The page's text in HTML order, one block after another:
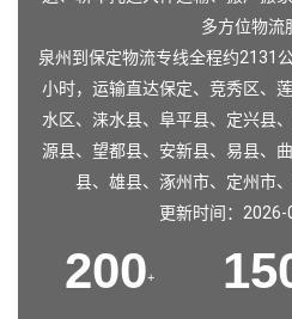
多方位物流
泉州到保定物流专线全程约2131
小时，运输直达保定、竞秀区、
水区、涞水县、阜平县、定兴县
源县、望都县、安新县、易县、
县、雄县、涿州市、定州市
更新时间：2026-
200+